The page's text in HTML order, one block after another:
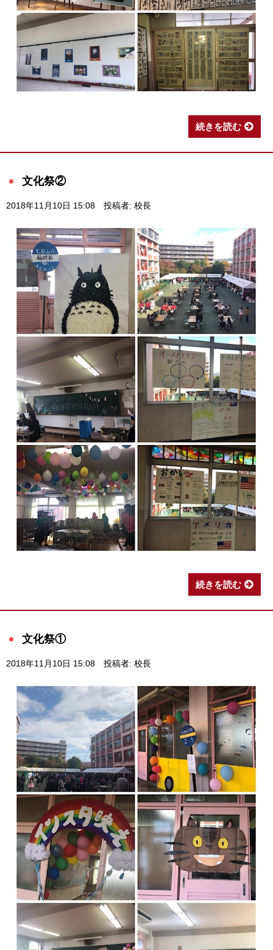
続きを読む
文化祭②
2018年11月10日 15:08 投稿者: 校長
続きを読む
文化祭①
2018年11月10日 15:08 投稿者: 校長